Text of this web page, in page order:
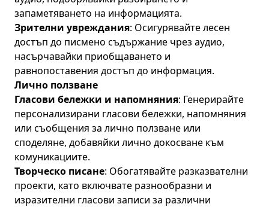
запаметяването на информацията.
Зрителни увреждания: Осигурявайте лесен
достъп до писмено съдържание чрез аудио,
насърчавайки приобщаването и
равнопоставения достъп до информация.
Лично ползване
Гласови бележки и напомняния: Генерирайте
персонализирани гласови бележки, напомняния
или съобщения за лично ползване или
споделяне, добавяйки лично докосване към
комуникациите.
Творческо писане: Обогатявайте разказвателни
проекти, като включвате разнообразни и
изразителни гласови записи за различни